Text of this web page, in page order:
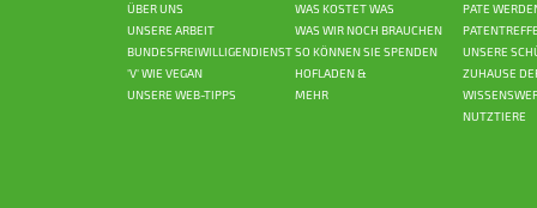
ÜBER UNS
UNSERE ARBEIT
BUNDESFREIWILLIGENDIENST
'V' WIE VEGAN
UNSERE WEB-TIPPS
WAS KOSTET WAS
WAS WIR NOCH BRAUCHEN
SO KÖNNEN SIE SPENDEN
HOFLADEN &
MEHR
PATE
UNSERE
ZUHAUSE
NUTZTIERE